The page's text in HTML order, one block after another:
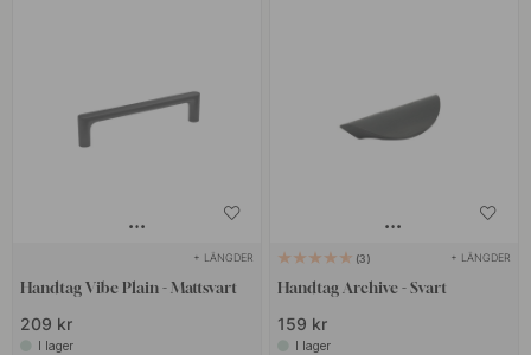
+ LÄNGDER
Handtag Vibe Plain - Mattsvart
209 kr
I lager
3 + LÄNGDER
Handtag Archive - Svart
159 kr
I lager